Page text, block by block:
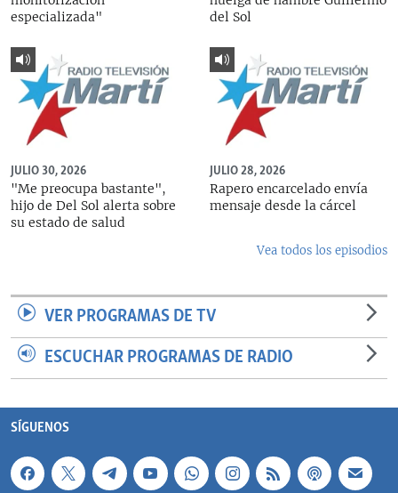
especializada"
del Sol
JULIO 30, 2026
"Me preocupa bastante",
hijo de Del Sol alerta sobre
su estado de salud
JULIO 28, 2026
Rapero encarcelado envía
mensaje desde la cárcel
Vea todos los episodios
VER PROGRAMAS DE TV
ESCUCHAR PROGRAMAS DE RADIO
SÍGUENOS